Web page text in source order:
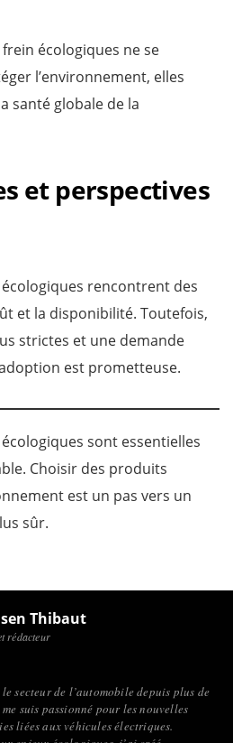
écologiques ne se
l’environnement, elles
santé globale de la
et perspectives
rencontrent des
et la disponibilité. Toutefois,
strictes et une demande
est prometteuse.
sont essentielles
Choisir des produits
est un pas vers un
sûr.
Thibaut
rédacteur
secteur de l’automobile depuis plus de
suis passionné pour les nouvelles
liées aux véhicules électriques.